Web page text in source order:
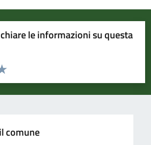
le informazioni su questa
pagina
5 stelle su 5
4 stelle su 5
su 5
su 5
5
comune